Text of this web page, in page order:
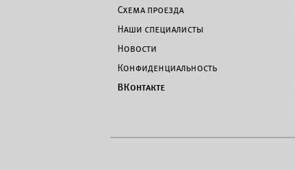
Схема проезда
Наши специалисты
Новости
Конфиденциальность
ВКонтакте